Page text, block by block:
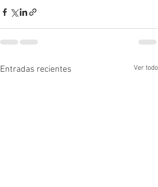
Entradas recientes Ver todo